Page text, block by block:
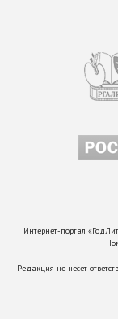
Интернет-портал
Редакция не несет